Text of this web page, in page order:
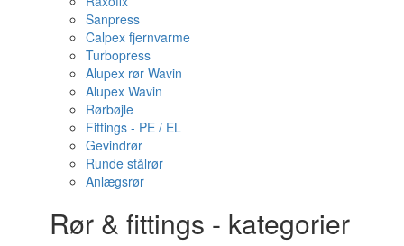
Sanpress
Calpex fjernvarme
Turbopress
Alupex rør Wavin
Alupex Wavin
Rørbøjle
Fittings - PE / EL
Gevindrør
Runde stålrør
Anlægsrør
Rør & fittings - kategorier